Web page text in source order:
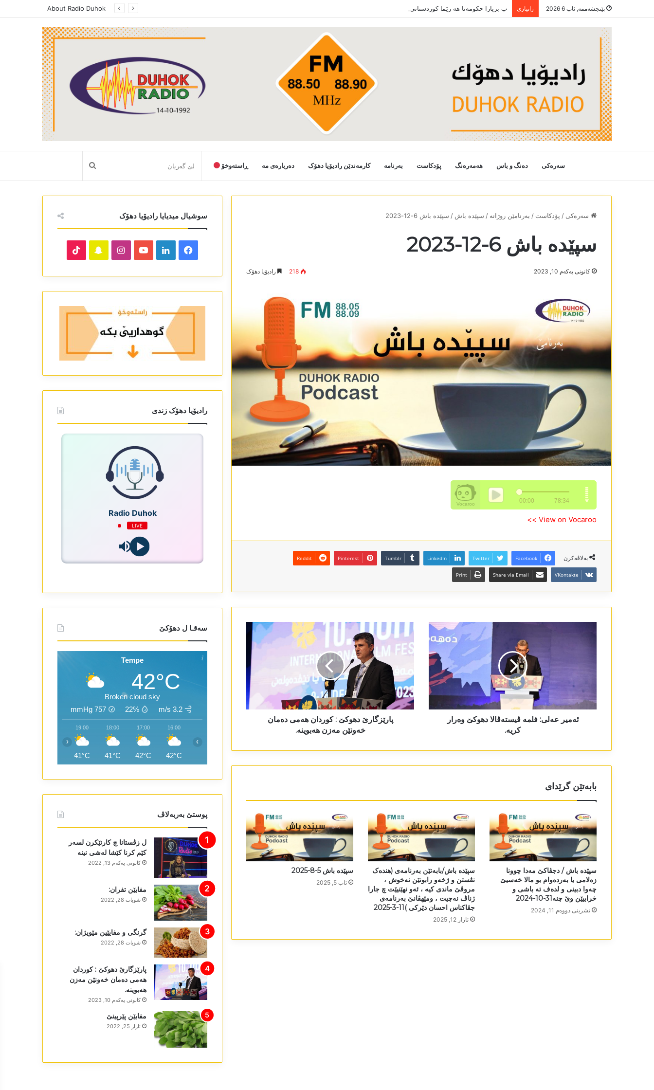
پێنجشەممە, ئاب 6 2026 زانیاری ب بریارا حکومەتا ھە رێما کوردستانی خەلکێ گوندێن سەر ب ئێدارا زاخو ڤە دشین سەرەدانا گوندیێن خو بکەن About Radio Duhok
سەرەکی دەنگ و باس هەمەرەنگ پۆدکاست بەرنامە کارمەندێن رادیۆیا دھۆک دەربارەی مە ڕاستەوخۆ لێ
گەریان
سەرەکی / پۆدکاست / بەرنامێن روژانە / سپێدە باش / سپێدە باش 6-12-2023
سپێدە باش 6-12-2023
كانونی یه‌كه‌م 10, 2023 218 رادیۆیا دھۆک
View on Vocaroo >>
بەلاڤەکرن Facebook
Twitter
LinkedIn
Tumblr
Pinterest
Reddit
VKontakte
Share via Email
Print
ئەمیر عەلی: فلمە ڤیستەڤالا دھوکێ وەرار
کریە.
پارێزگارێ دھوکێ : کوردان ھەمی دەمان
خەونێن مەزن ھەبوینە.
بابەتێن گرێدای
سپێدە باش / دجڤاکێ مەدا چوونا
زەلامی یا بەردەوام بو مالا خەسیێ
چەوا دبینی و لدەف تە باشی و
خرابیێن وێ چنە31-10-2024
تشرینی دووه‌م 11, 2024
سپێدە باش/بابەتێن بەرنامەی (ھندەک
نڤستن و ژخەو رابونێن نەخوش ،
مروڤێ ماندی کیە ، ئەو نھێنیێت چ جارا
ژناڤ نەچیت ، ومێھڤانێ بەرنامەی
جڤاکناس احسان دێرکی )11-3-2025
ئازار 12, 2025
سپێدە باش 5-8-2025
ئاب 5, 2025
سوشیال میدیایا رادیۆیا دھۆک
Facebook
LinkedIn
YouTube
Instagram
Snapchat
رادیۆیا دھۆک زندی
Radio Duhok
LIVE
سەقـا ل دھۆکێ
Tempe
42°C
Broken cloud sky
3.2 m/s
22%
757
mmHg
16:00
42°C
17:00
42°C
18:00
41°C
19:00
41°C
‹ ›
پوستێ بەربەلاڤ
ل زڤستانا چ کارتێکرن لسەر
کێم کرنا کێشا لەشی نینە
كانونی یه‌كه‌م 13, 2022
مفایێن تفران:
شوبات 28, 2022
گرنگی و مفایێین مێویژان:
شوبات 28, 2022
پارێزگارێ دھوکێ : کوردان
ھەمی دەمان خەونێن مەزن
ھەبوینە.
كانونی یه‌كه‌م 10, 2023
مفایێن پێرپینێ
ئازار 25, 2022